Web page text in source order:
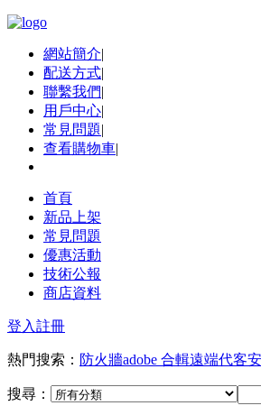
網站簡介|
配送方式|
聯繫我們|
用戶中心|
常見問題|
查看購物車|
首頁
新品上架
常見問題
優惠活動
技術公報
商店資料
登入註冊
熱門搜索： 防火牆adobe 合輯遠端代客
搜尋：